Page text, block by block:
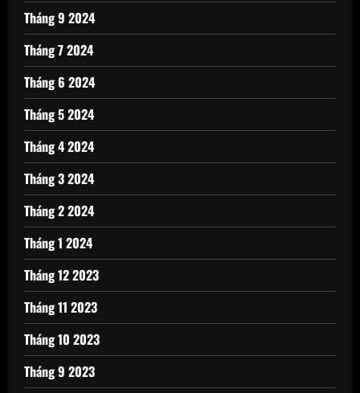
Tháng 9 2024
Tháng 7 2024
Tháng 6 2024
Tháng 5 2024
Tháng 4 2024
Tháng 3 2024
Tháng 2 2024
Tháng 1 2024
Tháng 12 2023
Tháng 11 2023
Tháng 10 2023
Tháng 9 2023